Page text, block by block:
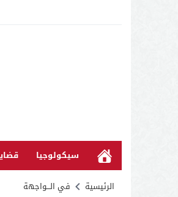
سيكولوجيا
الرئيسية في الـــواجهة